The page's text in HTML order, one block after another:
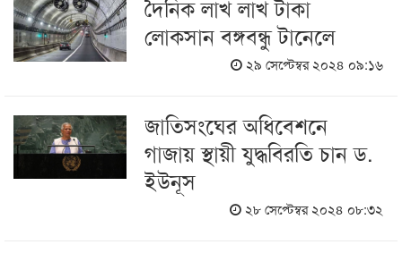
দৈনিক লাখ লাখ টাকা
লোকসান বঙ্গবন্ধু টানেলে
২৯ সেপ্টেম্বর ২০২৪ ০৯:১৬
জাতিসংঘের অধিবেশনে
গাজায় স্থায়ী যুদ্ধবিরতি চান ড.
ইউনূস
২৮ সেপ্টেম্বর ২০২৪ ০৮:৩২